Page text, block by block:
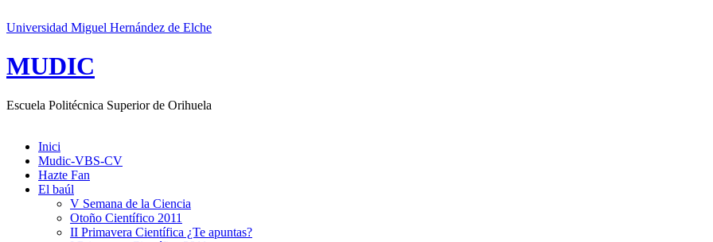
Universidad Miguel Hernández de Elche
MUDIC
Escuela Politécnica Superior de Orihuela
Inici
Mudic-VBS-CV
Hazte Fan
El baúl
V Semana de la Ciencia
Otoño Científico 2011
II Primavera Científica ¿Te apuntas?